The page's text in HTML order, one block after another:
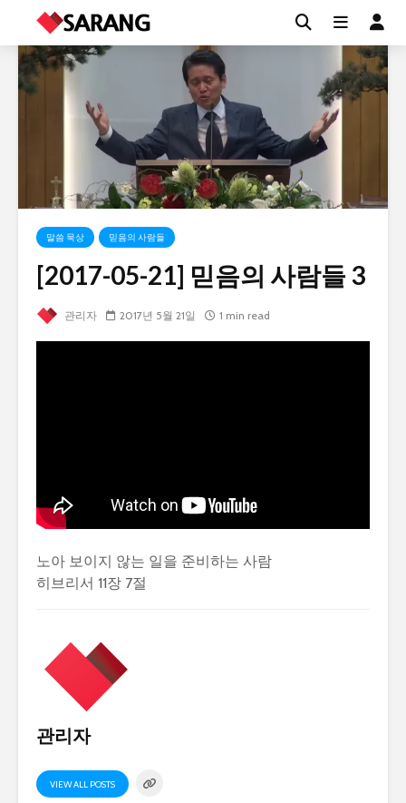
말씀 묵상 믿음의 사람들
[2017-05-21] 믿음의 사람들 3
관리자 2017년 5월 21일 1 min read
노아 보이지 않는 일을 준비하는 사람
히브리서 11장 7절
관리자
VIEW ALL POSTS